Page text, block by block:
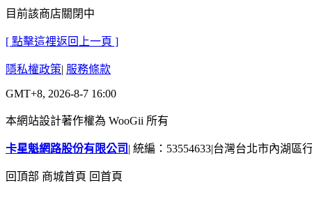
目前該商店關閉中
[ 點擊這裡返回上一頁 ]
隱私權政策| 服務條款
GMT+8, 2026-8-7 16:00
本網站設計著作權為 WooGii 所有
卡星魁網路股份有限公司 | 統編：53554633|台灣台北市內湖區
回頂部 商城首頁 回首頁